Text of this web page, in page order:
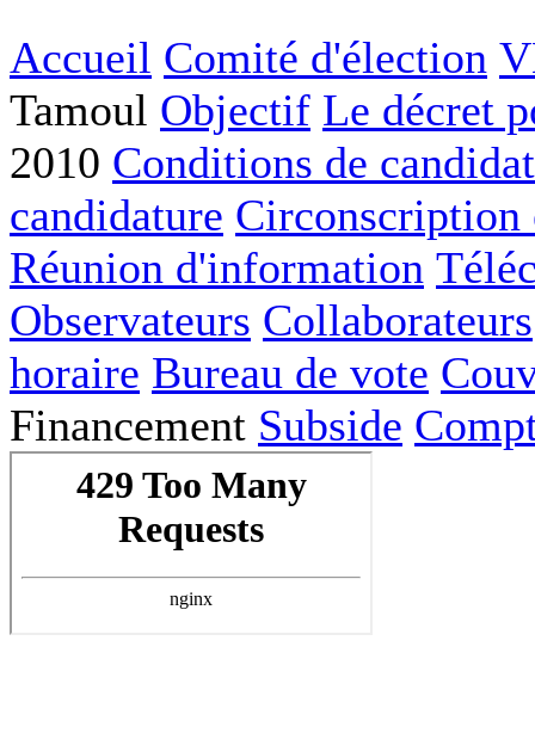
Accueil Comité d'élection
Tamoul Objectif Le décret
2010 Conditions de
candidature Circonscription
Réunion d'information
Observateurs Collaborateurs
horaire Bureau de vote
Financement Subside